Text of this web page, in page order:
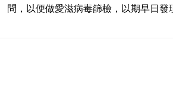
問，以便做愛滋病毒篩檢，以期早日發